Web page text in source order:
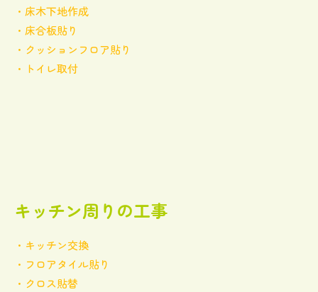
・床木下地作成
・床合板貼り
・クッションフロア貼り
・トイレ取付
キッチン周りの工事
・キッチン交換
・フロアタイル貼り
・クロス貼替